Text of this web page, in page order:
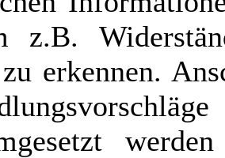
z.B.
erkennen.